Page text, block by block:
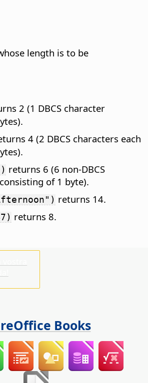
length is to be
2 (1 DBCS character
4 (2 DBCS characters each
returns 6 (6 non-DBCS
of 1 byte).
returns 14.
returns 8.
Books